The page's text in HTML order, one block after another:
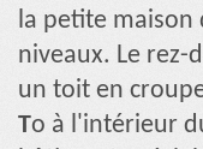
la petite
niveaux. Le rez-
un toit en
To à l'intérieur